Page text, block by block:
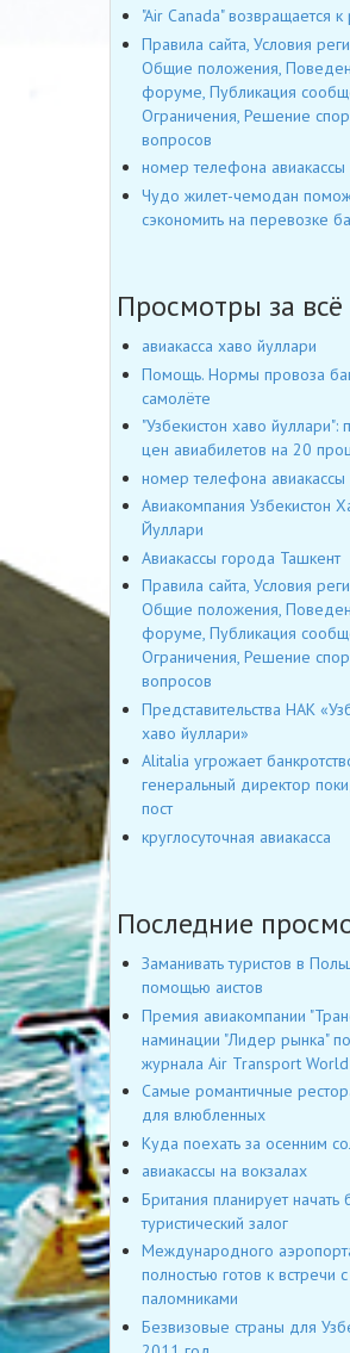
"Air Canada" возвращается к
Правила сайта, Условия
Общие положения,
форуме, Публикация
Ограничения, Решение
вопросов
номер телефона авиакассы
Чудо жилет-чемодан
сэкономить на перевозке
Просмотры за
авиакасса хаво йуллари
Помощь. Нормы провоза
самолёте
"Узбекистон хаво
цен авиабилетов на 20
номер телефона авиакассы
Авиакомпания Узбекистон
Йуллари
Авиакассы города Ташкент
Правила сайта, Условия
Общие положения,
форуме, Публикация
Ограничения, Решение
вопросов
Представительства НАК
хаво йуллари»
Alitalia угрожает
генеральный директор
пост
круглосуточная авиакасса
Последние
Заманивать туристов в
помощью аистов
Премия авиакомпании
наминации "Лидер рынка"
журнала Air Transport World
Самые романтичные
для влюбленных
Куда поехать за осенним
авиакассы на вокзалах
Британия планирует начать
туристический залог
Международного
полностью готов к встречи с
паломниками
Безвизовые страны для